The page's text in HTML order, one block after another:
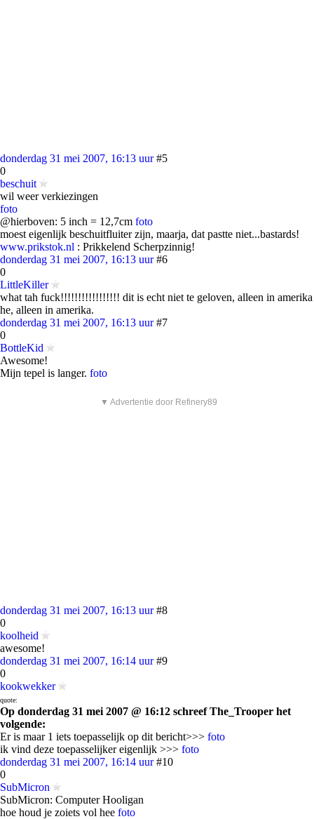
donderdag 31 mei 2007, 16:13 uur #5
0
beschuit
wil weer verkiezingen
foto
@hierboven: 5 inch = 12,7cm foto
moest eigenlijk beschuitfluiter zijn, maarja, dat pastte niet...bastards!
www.prikstok.nl : Prikkelend Scherpzinnig!
donderdag 31 mei 2007, 16:13 uur #6
0
LittleKiller
what tah fuck!!!!!!!!!!!!!!!!! dit is echt niet te geloven, alleen in amerika
he, alleen in amerika.
donderdag 31 mei 2007, 16:13 uur #7
0
BottleKid
Awesome!
Mijn tepel is langer. foto
▼ Advertentie door Refinery89
donderdag 31 mei 2007, 16:13 uur #8
0
koolheid
awesome!
donderdag 31 mei 2007, 16:14 uur #9
0
kookwekker
quote:
Op donderdag 31 mei 2007 @ 16:12 schreef The_Trooper het
volgende:
Er is maar 1 iets toepasselijk op dit bericht>>> foto
ik vind deze toepasselijker eigenlijk >>> foto
donderdag 31 mei 2007, 16:14 uur #10
0
SubMicron
SubMicron: Computer Hooligan
hoe houd je zoiets vol hee foto